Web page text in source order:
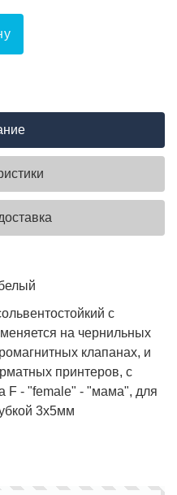
с
на чернильных
клапанах, и
принтеров, с
F - "female" - "мама", для
3х5мм